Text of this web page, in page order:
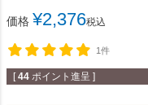
価格 ¥2,376税込
1件
[ 44 ポイント進呈 ]